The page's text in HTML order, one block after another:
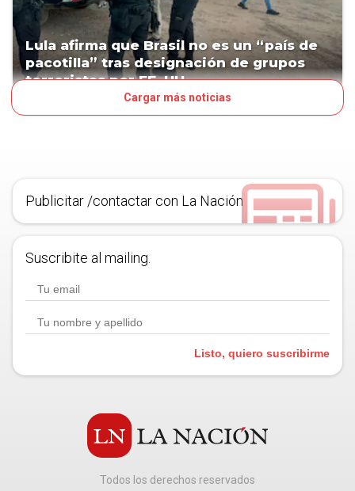
Lula afirma que Brasil no es un “país de
pacotilla” tras designación de grupos
terroristas por EE. UU.
Cargar más noticias
Publicitar /contactar con La Nación
Suscribite al mailing.
Listo, quiero suscribirme
Todos los derechos reservados